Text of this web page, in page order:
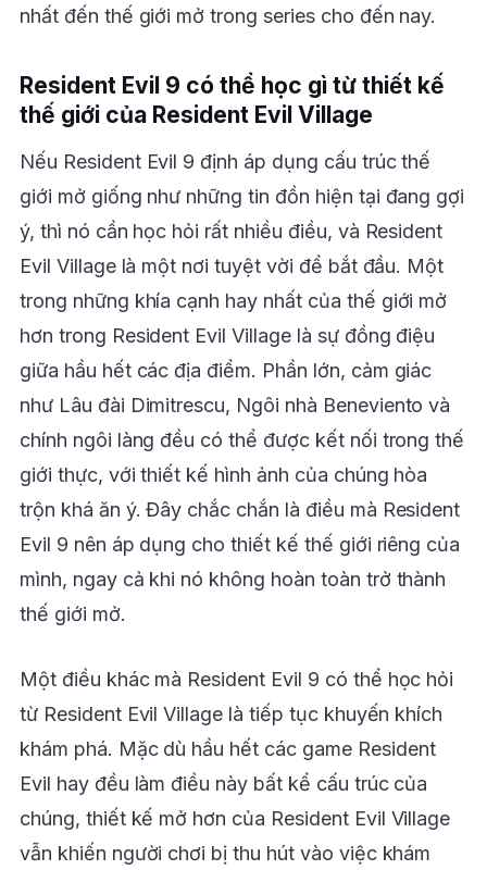
nhất đến thế giới mở trong series cho đến nay.
Resident Evil 9 có thể học gì từ thiết kế
thế giới của Resident Evil Village
Nếu Resident Evil 9 định áp dụng cấu trúc thế
giới mở giống như những tin đồn hiện tại đang gợi
ý, thì nó cần học hỏi rất nhiều điều, và Resident
Evil Village là một nơi tuyệt vời để bắt đầu. Một
trong những khía cạnh hay nhất của thế giới mở
hơn trong Resident Evil Village là sự đồng điệu
giữa hầu hết các địa điểm. Phần lớn, cảm giác
như Lâu đài Dimitrescu, Ngôi nhà Beneviento và
chính ngôi làng đều có thể được kết nối trong thế
giới thực, với thiết kế hình ảnh của chúng hòa
trộn khá ăn ý. Đây chắc chắn là điều mà Resident
Evil 9 nên áp dụng cho thiết kế thế giới riêng của
mình, ngay cả khi nó không hoàn toàn trở thành
thế giới mở.
Một điều khác mà Resident Evil 9 có thể học hỏi
từ Resident Evil Village là tiếp tục khuyến khích
khám phá. Mặc dù hầu hết các game Resident
Evil hay đều làm điều này bất kể cấu trúc của
chúng, thiết kế mở hơn của Resident Evil Village
vẫn khiến người chơi bị thu hút vào việc khám